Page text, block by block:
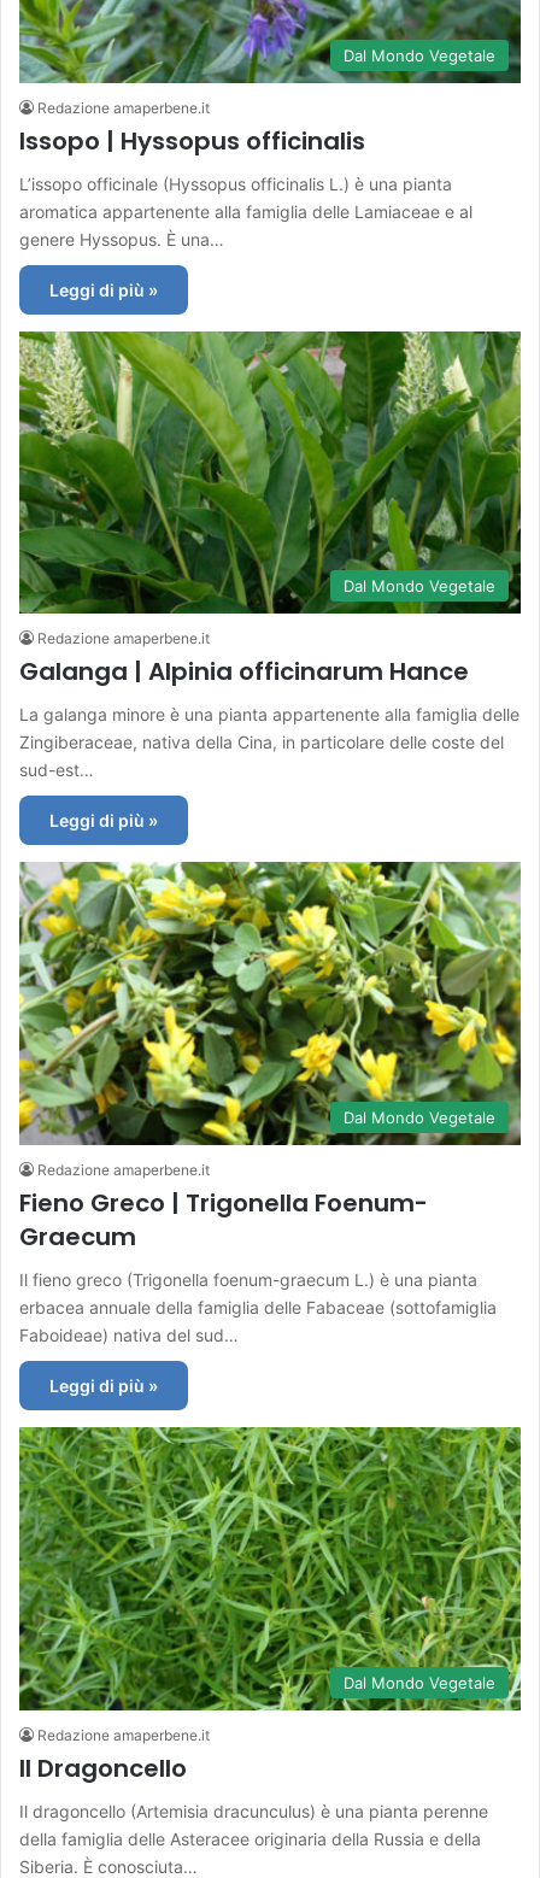
Dal Mondo Vegetale
Redazione amaperbene.it
Issopo | Hyssopus officinalis
L’issopo officinale (Hyssopus officinalis L.) è una pianta
aromatica appartenente alla famiglia delle Lamiaceae e al
genere Hyssopus. È una…
Leggi di più »
Dal Mondo Vegetale
Redazione amaperbene.it
Galanga | Alpinia officinarum Hance
La galanga minore è una pianta appartenente alla famiglia delle
Zingiberaceae, nativa della Cina, in particolare delle coste del
sud-est…
Leggi di più »
Dal Mondo Vegetale
Redazione amaperbene.it
Fieno Greco | Trigonella Foenum-
Graecum
Il fieno greco (Trigonella foenum-graecum L.) è una pianta
erbacea annuale della famiglia delle Fabaceae (sottofamiglia
Faboideae) nativa del sud…
Leggi di più »
Dal Mondo Vegetale
Redazione amaperbene.it
Il Dragoncello
Il dragoncello (Artemisia dracunculus) è una pianta perenne
della famiglia delle Asteracee originaria della Russia e della
Siberia. È conosciuta…